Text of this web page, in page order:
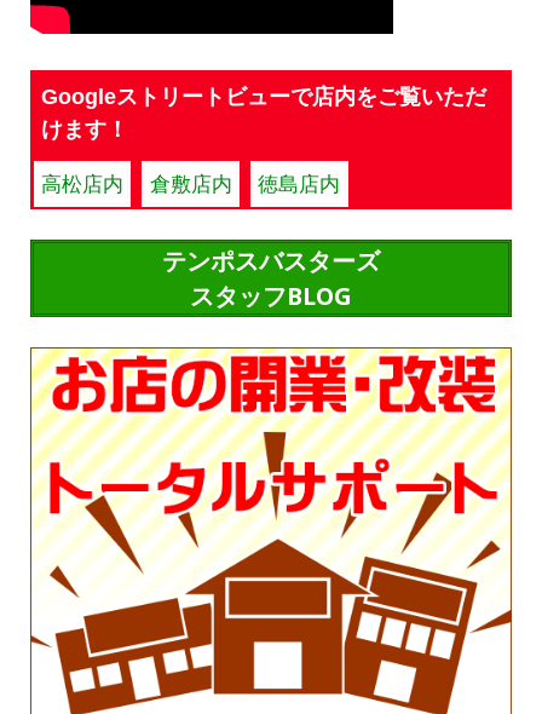
Googleストリートビューで店内をご覧いただ
けます！
高松店内 倉敷店内 徳島店内
テンポスバスターズ
スタッフBLOG